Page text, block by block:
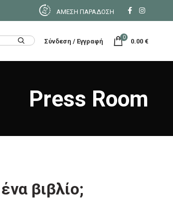
ΑΜΕΣΗ ΠΑΡΑΔΟΣΗ
Σύνδεση / Εγγραφή 0 0.00 €
Press Room
βιβλίο;